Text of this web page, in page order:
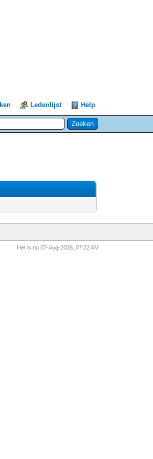
Ledenlijst Help
Het is nu 07-Aug-2026, 07:22 AM